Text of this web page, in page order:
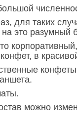
для таких
на это разумный
в
можно